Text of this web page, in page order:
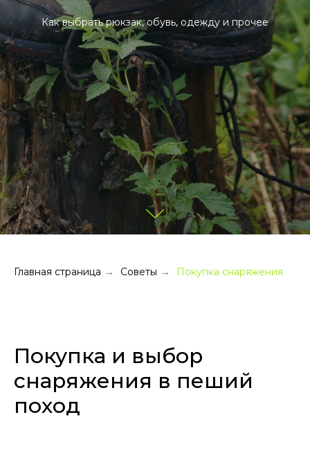
Как выбрать рюкзак, обувь, одежду и прочее
Главная страница → Советы → Покупка снаряжения
Покупка и выбор
снаряжения в пеший
поход